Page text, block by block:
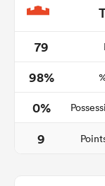
79
98%
0%
9